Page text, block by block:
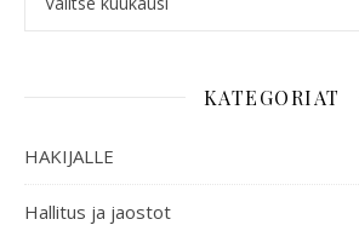
KATEGORIAT
HAKIJALLE
Hallitus ja jaostot